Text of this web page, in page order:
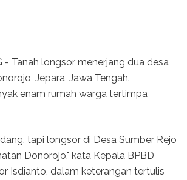
- Tanah longsor menerjang dua desa
Jepara, Jawa Tengah.
enam rumah warga tertimpa
tapi longsor di Desa Sumber Rejo
Donorojo," kata Kepala BPBD
Isdianto, dalam keterangan tertulis